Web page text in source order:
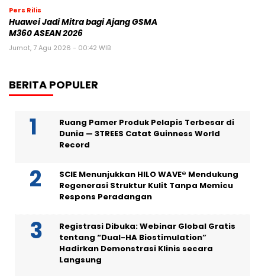
Pers Rilis
Huawei Jadi Mitra bagi Ajang GSMA
M360 ASEAN 2026
Jumat, 7 Agu 2026 - 00:42 WIB
BERITA POPULER
Ruang Pamer Produk Pelapis Terbesar di
Dunia — 3TREES Catat Guinness World
Record
SCIE Menunjukkan HILO WAVE® Mendukung
Regenerasi Struktur Kulit Tanpa Memicu
Respons Peradangan
Registrasi Dibuka: Webinar Global Gratis
tentang “Dual-HA Biostimulation”
Hadirkan Demonstrasi Klinis secara
Langsung